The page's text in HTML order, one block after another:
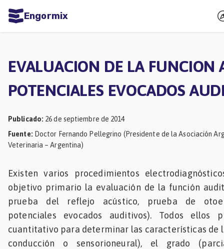
Engormix
Agricultura
Balanceados
Piensos
Avicultura
Lechería
Micotoxinas
Porcicultura
Mascotas
EVALUACION DE LA FUNCION
POTENCIALES EVOCADOS
Publicado: 26 de septiembre de 2014
Fuente: Doctor Fernando Pellegrino (Presidente de la Asociación
Veterinaria – Argentina)
Existen varios procedimientos
objetivo primario la evaluación de la función
prueba del reflejo acústico, prueba de
potenciales evocados auditivos). Todos ellos
cuantitativo para determinar las características de
conducción o sensorioneural), el grado